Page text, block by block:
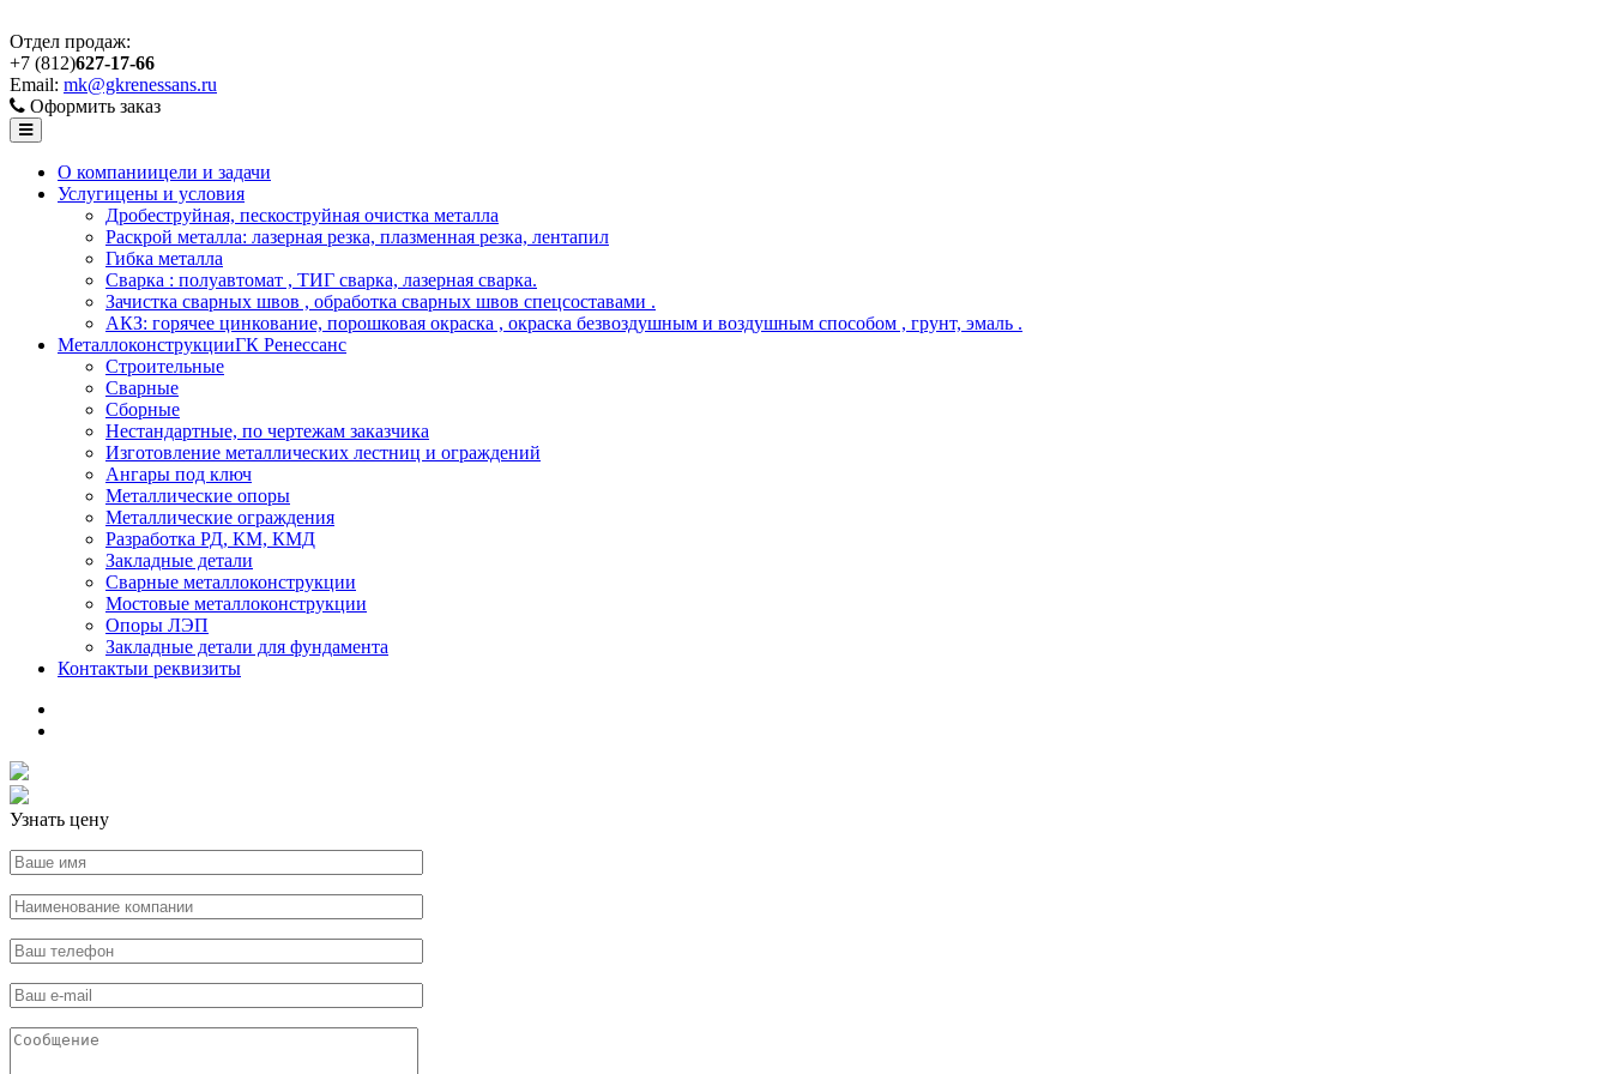
Отдел продаж:
+7 (812)627-17-66
Email: mk@gkrenessans.ru
Оформить заказ
О компаниицели и задачи
Услугицены и условия
Дробеструйная, пескоструйная очистка металла
Раскрой металла: лазерная резка, плазменная резка, лентапил
Гибка металла
Сварка : полуавтомат , ТИГ сварка, лазерная сварка.
Зачистка сварных швов , обработка сварных швов спецсоставами .
АКЗ: горячее цинкование, порошковая окраска , окраска безвоздушным и воздушным способом , грунт, эмаль .
МеталлоконструкцииГК Ренессанс
Строительные
Сварные
Сборные
Нестандартные, по чертежам заказчика
Изготовление металлических лестниц и ограждений
Ангары под ключ
Металлические опоры
Металлические ограждения
Разработка РД, КМ, КМД
Закладные детали
Сварные металлоконструкции
Мостовые металлоконструкции
Опоры ЛЭП
Закладные детали для фундамента
Контактыи реквизиты
Узнать цену